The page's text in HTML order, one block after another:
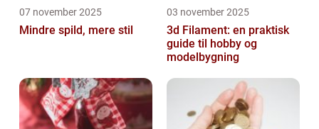
07 november 2025
Mindre spild, mere stil
03 november 2025
3d Filament: en praktisk
guide til hobby og
modelbygning